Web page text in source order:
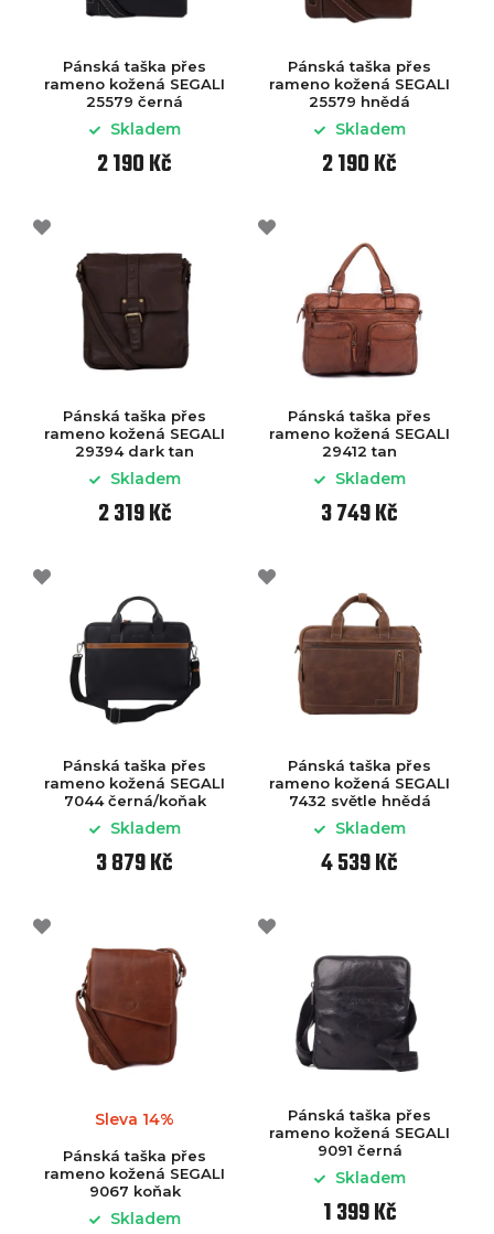
Pánská taška přes
rameno kožená SEGALI
25579 černá
Skladem
2 190 Kč
Pánská taška přes
rameno kožená SEGALI
25579 hnědá
Skladem
2 190 Kč
Pánská taška přes
rameno kožená SEGALI
29394 dark tan
Skladem
2 319 Kč
Pánská taška přes
rameno kožená SEGALI
29412 tan
Skladem
3 749 Kč
Pánská taška přes
rameno kožená SEGALI
7044 černá/koňak
Skladem
3 879 Kč
Pánská taška přes
rameno kožená SEGALI
7432 světle hnědá
Skladem
4 539 Kč
Sleva 14%
Pánská taška přes
rameno kožená SEGALI
9067 koňak
Skladem
Pánská taška přes
rameno kožená SEGALI
9091 černá
Skladem
1 399 Kč